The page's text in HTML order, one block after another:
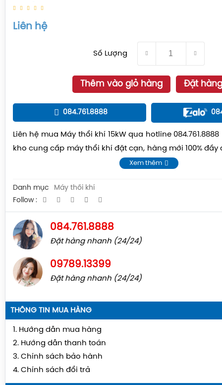
Liên hệ
Số Lượng
Thêm vào giỏ hàng Đặt hàng
084.761.8888
Liên hệ mua Máy thổi khí 15kW qua hotline
kho cung cấp máy thổi khí đặt cạn, hàng mới 100%
hành 12 tháng, giá cả cạnh tranh.Xem thêm
Danh mục
Máy thổi khí
Follow :
084.761.8888
Đặt hàng nhanh (24/24)
09789.13399
Đặt hàng nhanh (24/24)
THÔNG TIN MUA HÀNG
1. Hướng dẫn mua hàng
2. Hướng dẫn thanh toán
3. Chính sách bảo hành
4. Chính sách đổi trả